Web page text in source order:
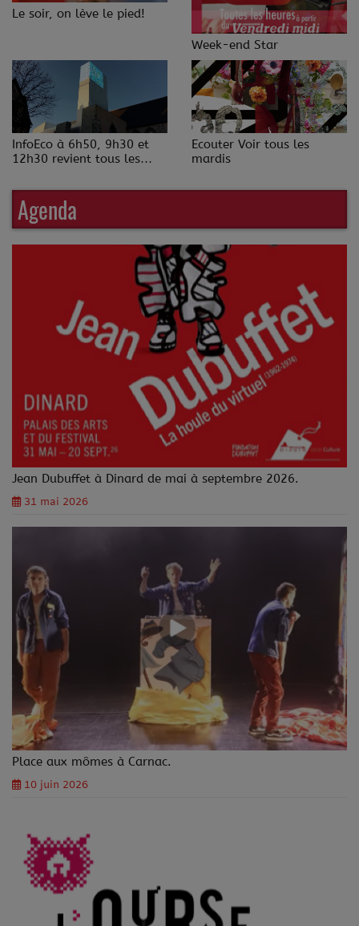
Le soir, on lève le pied!
Week-end Star
InfoEco à 6h50, 9h30 et
12h30 revient tous les
Ecouter Voir tous les
mardis
Agenda
Jean Dubuffet à Dinard de mai à septembre 2026.
31 mai 2026
Place aux mômes à Carnac.
10 juin 2026